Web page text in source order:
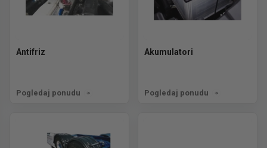
Antifriz
Pogledaj ponudu
Akumulatori
Pogledaj ponudu